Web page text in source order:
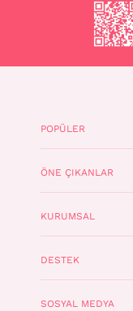
POPÜLER
ÖNE ÇIKANLAR
KURUMSAL
DESTEK
SOSYAL MEDYA